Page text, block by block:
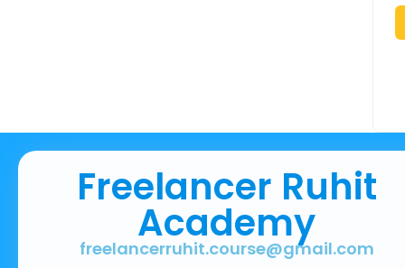
Freelancer Ruhit
Academy
freelancerruhit.course@gmail.com